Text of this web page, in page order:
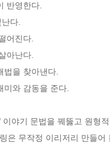
반영한다.
다.
어진다.
아난다.
법을 찾아낸다.
미와 감동을 준다.
야기 문법을 꿰뚫고 원형
은 무작정 이리저리 만들